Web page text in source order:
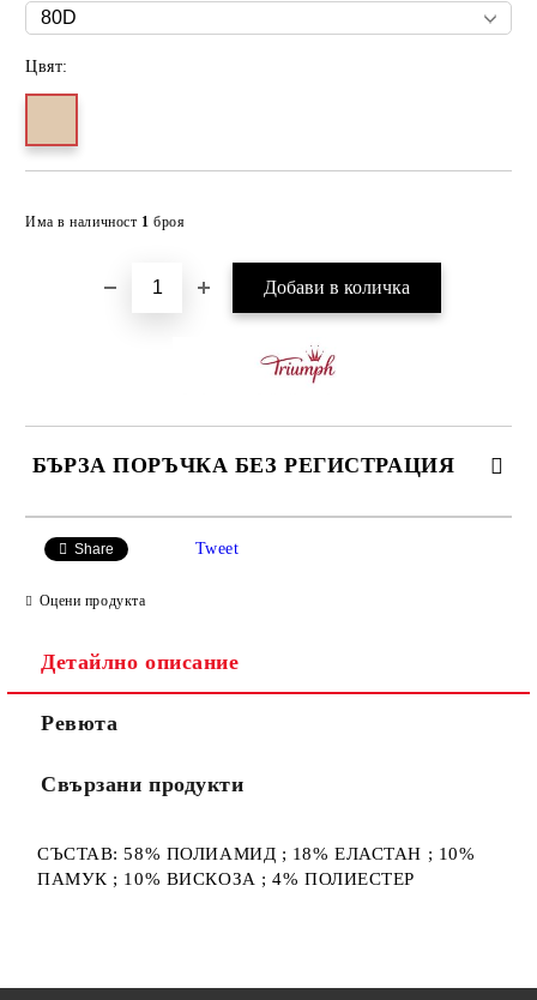
Цвят:
Има в наличност 1 броя
БЪРЗА ПОРЪЧКА БЕЗ РЕГИСТРАЦИЯ
Share Tweet
Оцени продукта
Детайлно описание
Ревюта
Свързани продукти
СЪСТАВ: 58% ПОЛИАМИД ; 18% ЕЛАСТАН ; 10%
ПАМУК ; 10% ВИСКОЗА ; 4% ПОЛИЕСТЕР